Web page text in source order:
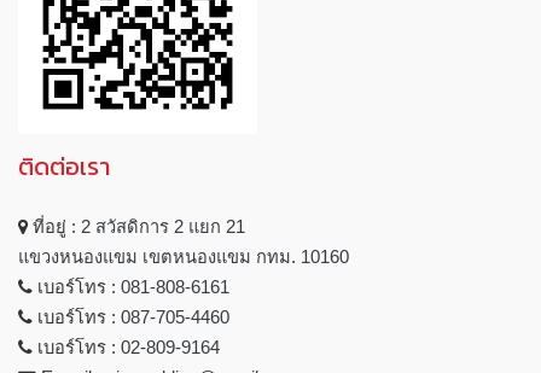
ติดต่อเรา
ที่อยู่ : 2 สวัสดิการ 2 แยก 21
แขวงหนองแขม เขตหนองแขม กทม. 10160
เบอร์โทร : 081-808-6161
เบอร์โทร : 087-705-4460
เบอร์โทร : 02-809-9164